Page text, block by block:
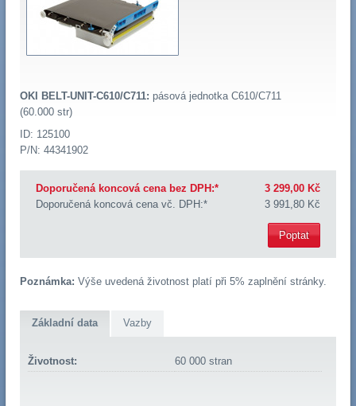
OKI BELT-UNIT-C610/C711: pásová jednotka C610/C711
(60.000 str)
ID: 125100
P/N: 44341902
Doporučená koncová cena bez DPH:*
3 299,00 Kč
Doporučená koncová cena vč. DPH:*
3 991,80 Kč
Poptat
Poznámka: Výše uvedená životnost platí při 5% zaplnění stránky.
Základní data Vazby
Životnost: 60 000 stran